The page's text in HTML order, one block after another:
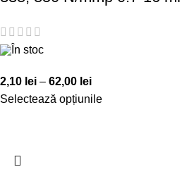
În stoc
2,10 lei – 62,00 lei
Selectează opțiunile